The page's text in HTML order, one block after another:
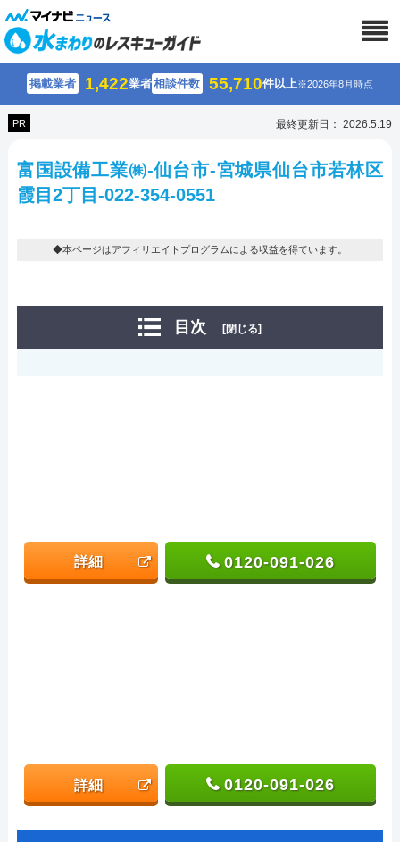
掲載業者 1,422業者相談件数 55,710件以上※2026年8月時点
PR 最終更新日： 2026.5.19
富国設備工業㈱-仙台市-宮城県仙台市若林区
霞目2丁目-022-354-0551
◆本ページはアフィリエイトプログラムによる収益を得ています。
目次 [閉じる]
詳細 0120-091-026
詳細 0120-091-026